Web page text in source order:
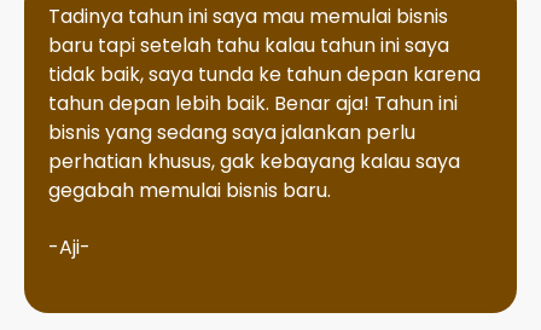
Tadinya tahun ini saya mau memulai bisnis
baru tapi setelah tahu kalau tahun ini saya
tidak baik, saya tunda ke tahun depan karena
tahun depan lebih baik. Benar aja! Tahun ini
bisnis yang sedang saya jalankan perlu
perhatian khusus, gak kebayang kalau saya
gegabah memulai bisnis baru.
-Aji-